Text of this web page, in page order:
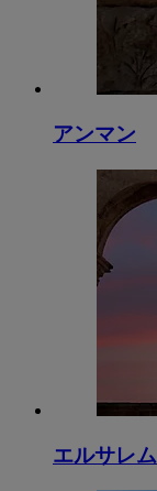
アンマン
エルサレム